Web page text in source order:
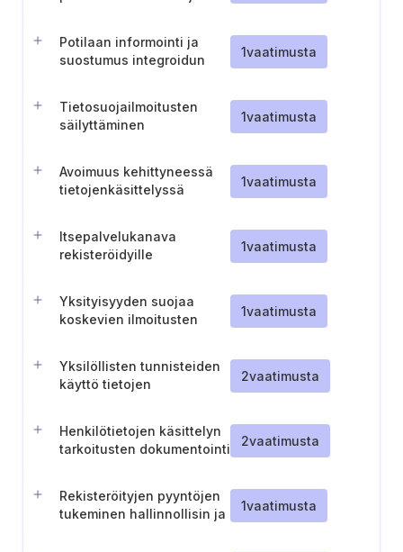
Potilaan informointi ja
suostumus integroidun
dokumentaation osalta
1vaatimusta
Tietosuojailmoitusten
säilyttäminen
1vaatimusta
Avoimuus kehittyneessä
tietojenkäsittelyssä
1vaatimusta
Itsepalvelukanava
rekisteröidyille
1vaatimusta
Yksityisyyden suojaa
koskevien ilmoitusten
1vaatimusta
Yksilöllisten tunnisteiden
käyttö tietojen
2vaatimusta
Henkilötietojen käsittelyn
tarkoitusten dokumentointi
2vaatimusta
Rekisteröityjen pyyntöjen
tukeminen hallinnollisin ja
1vaatimusta